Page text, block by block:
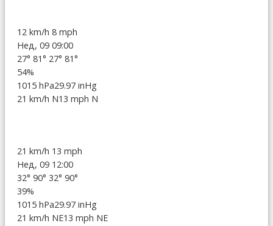
12 km/h 8 mph
Нед, 09 09:00
27° 81° 27° 81°
54%
1015 hPa29.97 inHg
21 km/h N13 mph N
21 km/h 13 mph
Нед, 09 12:00
32° 90° 32° 90°
39%
1015 hPa29.97 inHg
21 km/h NE13 mph NE